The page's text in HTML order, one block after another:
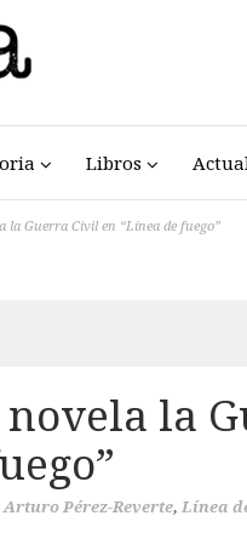
Libros
la Guerra Civil en “Línea de fuego”
novela la
Arturo Pérez-Reverte, Línea